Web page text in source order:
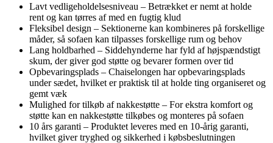
Lavt vedligeholdelsesniveau – Betrækket er nemt at holde
rent og kan tørres af med en fugtig klud
Fleksibel design – Sektionerne kan kombineres på forskellige
måder, så sofaen kan tilpasses forskellige rum og behov
Lang holdbarhed – Siddehynderne har fyld af højspændstigt
skum, der giver god støtte og bevarer formen over tid
Opbevaringsplads – Chaiselongen har opbevaringsplads
under sædet, hvilket er praktisk til at holde ting organiseret og
gemt væk
Mulighed for tilkøb af nakkestøtte – For ekstra komfort og
støtte kan en nakkestøtte tilkøbes og monteres på sofaen
10 års garanti – Produktet leveres med en 10-årig garanti,
hvilket giver tryghed og sikkerhed i købsbeslutningen